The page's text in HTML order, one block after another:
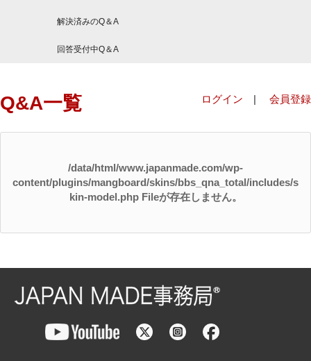
解決済みのQ＆A
回答受付中Q＆A
Q&A一覧 ログイン | 会員登録
/data/html/www.japanmade.com/wp-
content/plugins/mangboard/skins/bbs_qna_total/includes/s
kin-model.php Fileが存在しません。